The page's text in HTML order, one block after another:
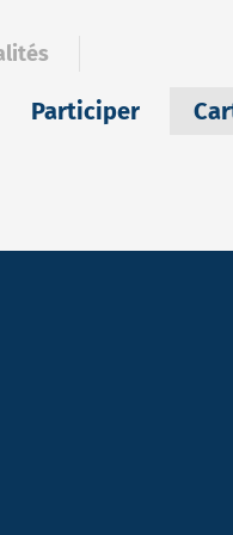
Participer